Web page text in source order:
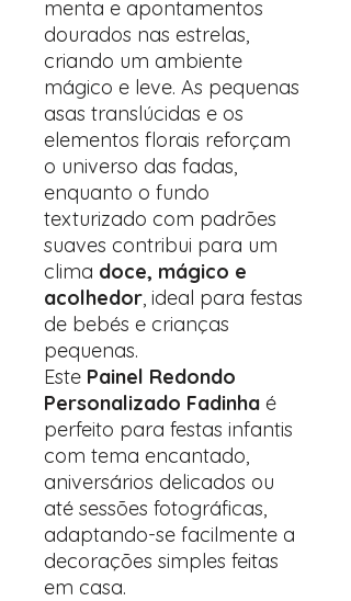
menta e apontamentos
dourados nas estrelas,
criando um ambiente
mágico e leve. As pequenas
asas translúcidas e os
elementos florais reforçam
o universo das fadas,
enquanto o fundo
texturizado com padrões
suaves contribui para um
clima doce, mágico e
acolhedor, ideal para festas
de bebés e crianças
pequenas.
Este Painel Redondo
Personalizado Fadinha é
perfeito para festas infantis
com tema encantado,
aniversários delicados ou
até sessões fotográficas,
adaptando-se facilmente a
decorações simples feitas
em casa.